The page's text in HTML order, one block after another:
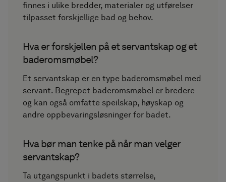
finnes i ulike bredder, materialer og utførelser
tilpasset forskjellige bad og behov.
Hva er forskjellen på et servantskap og et
baderomsmøbel?
Et servantskap er en type baderomsmøbel med
servant. Begrepet baderomsmøbel er bredere
og kan også omfatte speilskap, høyskap og
andre oppbevaringsløsninger for badet.
Hva bør man tenke på når man velger
servantskap?
Ta utgangspunkt i badets størrelse,